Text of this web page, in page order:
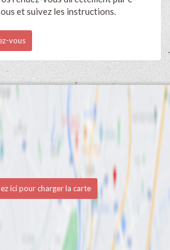
et suivez les instructions.
vous
ici pour charger la carte